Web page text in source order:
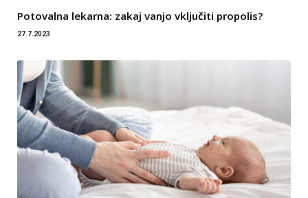
Potovalna lekarna: zakaj vanjo vključiti propolis?
27.7.2023